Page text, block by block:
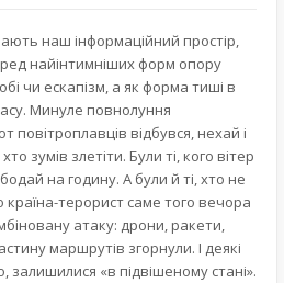
наш інформаційний простір,
найінтимніших форм опору
чи ескапізм, а як форма тиші в
Минуле повнолуння
повітроплавців відбувся, нехай і
зумів злетіти. Були ті, кого вітер
на годину. А були й ті, хто не
країна-терорист саме того вечора
атаку: дрони, ракети,
маршрутів згорнули. І деякі
залишилися «в підвішеному стані».